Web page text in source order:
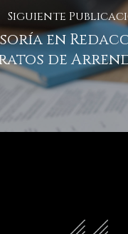
Siguiente
en
de